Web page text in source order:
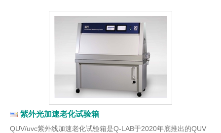
紫外光加速老化试验箱
QUV/uvc紫外线加速老化试验箱是Q-LAB于2020年底推出的QUV